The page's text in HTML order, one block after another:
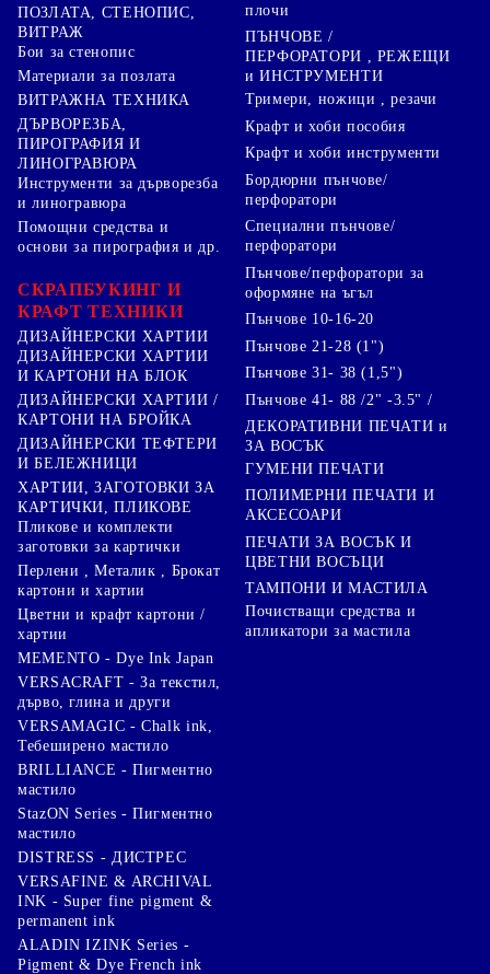
ПОЗЛАТА, СТЕНОПИС,
ВИТРАЖ
Бои за стенопис
Материали за позлата
ВИТРАЖНА ТЕХНИКА
ДЪРВОРЕЗБА,
ПИРОГРАФИЯ И
ЛИНОГРАВЮРА
Инструменти за дърворезба
и линогравюра
Помощни средства и
основи за пирография и др.
СКРАПБУКИНГ И
КРАФТ ТЕХНИКИ
ДИЗАЙНЕРСКИ ХАРТИИ
ДИЗАЙНЕРСКИ ХАРТИИ
И КАРТОНИ НА БЛОК
ДИЗАЙНЕРСКИ ХАРТИИ /
КАРТОНИ НА БРОЙКА
ДИЗАЙНЕРСКИ ТЕФТЕРИ
И БЕЛЕЖНИЦИ
ХАРТИИ, ЗАГОТОВКИ ЗА
КАРТИЧКИ, ПЛИКОВЕ
Пликове и комплекти
заготовки за картички
Перлени , Металик , Брокат
картони и хартии
Цветни и крафт картони /
хартии
плочи
ПЪНЧОВЕ /
ПЕРФОРАТОРИ , РЕЖЕЩИ
и ИНСТРУМЕНТИ
Тримери, ножици , резачи
Крафт и хоби пособия
Крафт и хоби инструменти
Бордюрни пънчове/
перфоратори
Специални пънчове/
перфоратори
Пънчове/перфоратори за
оформяне на ъгъл
Пънчове 10-16-20
Пънчове 21-28 (1")
Пънчове 31- 38 (1,5")
Пънчове 41- 88 /2" -3.5" /
ДЕКОРАТИВНИ ПЕЧАТИ и
ЗА ВОСЪК
ГУМЕНИ ПЕЧАТИ
ПОЛИМЕРНИ ПЕЧАТИ И
АКСЕСОАРИ
ПЕЧАТИ ЗА ВОСЪК И
ЦВЕТНИ ВОСЪЦИ
ТАМПОНИ И МАСТИЛА
Почистващи средства и
апликатори за мастила
MEMENTO - Dye Ink Japan
VERSACRAFT - За текстил,
дърво, глина и други
VERSAMAGIC - Chalk ink,
Тебеширено мастило
BRILLIANCE - Пигментно
мастило
StazON Series - Пигментно
мастило
DISTRESS - ДИСТРЕС
VERSAFINE & ARCHIVAL
INK - Super fine pigment &
permanent ink
ALADIN IZINK Series -
Pigment & Dye French ink